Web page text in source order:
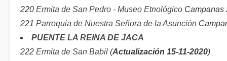
220 Ermita de San Pedro - Museo Etnológico Campanas
221 Parroquia de Nuestra Señora de la Asunción
PUENTE LA REINA DE JACA
222 Ermita de San Babil (Actualización 15-11-2020)